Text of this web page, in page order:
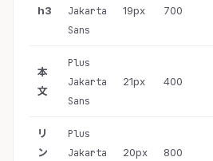
h3
Jakarta
Sans
19px 700
本
文
Plus
Jakarta
Sans
21px 400
リ
ン
Plus
Jakarta
20px 800